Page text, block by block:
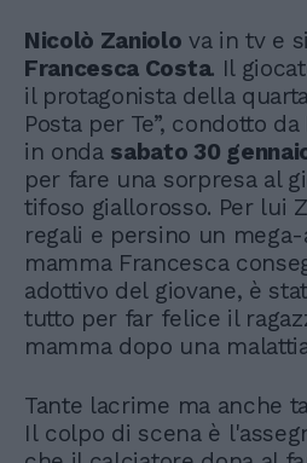
Nicolò Zaniolo va in tv e
Francesca Costa. Il
il protagonista della
Posta per Te”, condotto da
in onda sabato 30
per fare una sorpresa al
tifoso giallorosso. Per lui
regali e persino un
mamma Francesca
adottivo del giovane, è
tutto per far felice il
mamma dopo una
Tante lacrime ma anche
Il colpo di scena è